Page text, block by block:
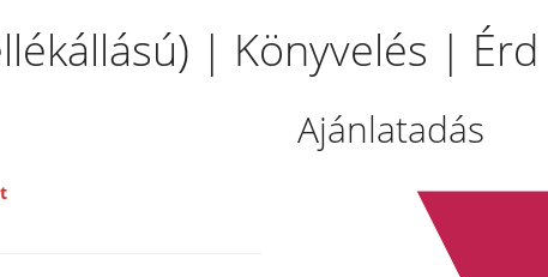
| Könyvelés | Érd
Ajánlatadás